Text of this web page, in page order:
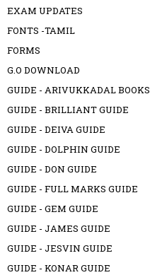
EXAM UPDATES
FONTS -TAMIL
FORMS
G.O DOWNLOAD
GUIDE - ARIVUKKADAL BOOKS
GUIDE - BRILLIANT GUIDE
GUIDE - DEIVA GUIDE
GUIDE - DOLPHIN GUIDE
GUIDE - DON GUIDE
GUIDE - FULL MARKS GUIDE
GUIDE - GEM GUIDE
GUIDE - JAMES GUIDE
GUIDE - JESVIN GUIDE
GUIDE - KONAR GUIDE